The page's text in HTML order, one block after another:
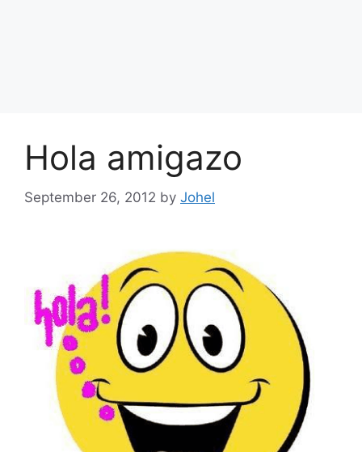
Hola amigazo
September 26, 2012 by Johel